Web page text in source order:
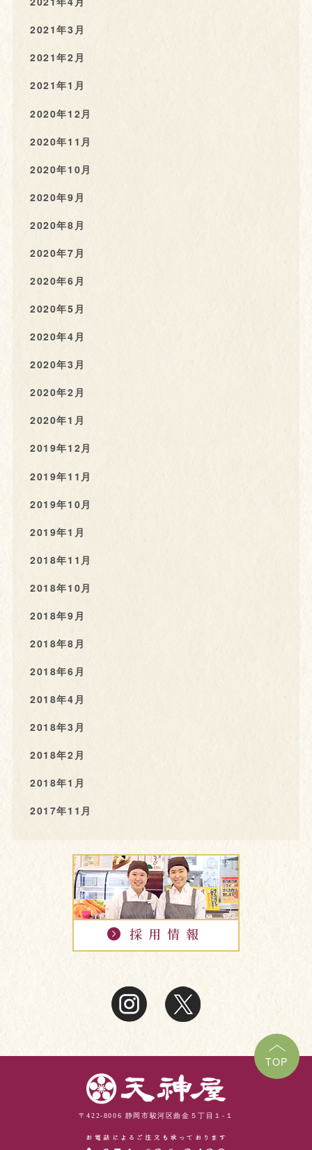
2021年3月
2021年2月
2021年1月
2020年12月
2020年11月
2020年10月
2020年9月
2020年8月
2020年7月
2020年6月
2020年5月
2020年4月
2020年3月
2020年2月
2020年1月
2019年12月
2019年11月
2019年10月
2019年1月
2018年11月
2018年10月
2018年9月
2018年8月
2018年6月
2018年4月
2018年3月
2018年2月
2018年1月
2017年11月
TOP
〒422-8006 静岡市駿河区曲金５丁目１-１